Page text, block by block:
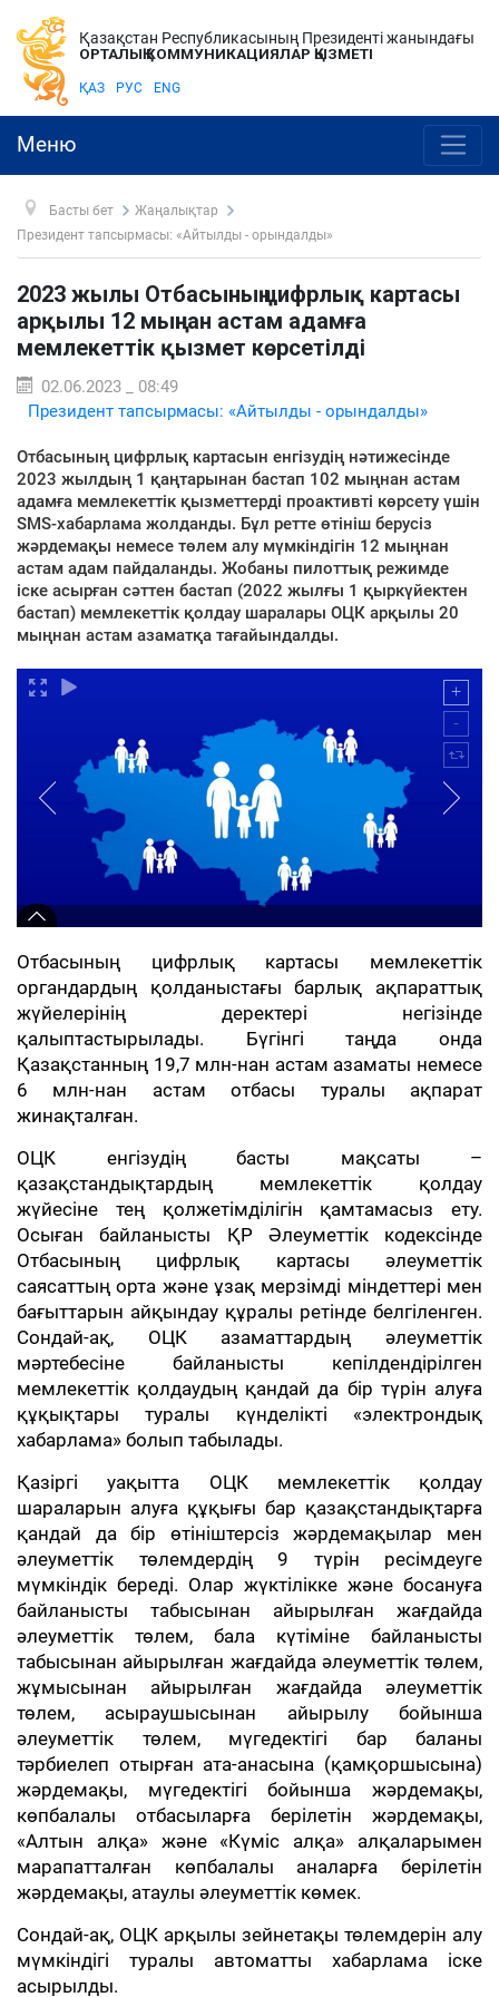
Қазақстан Республикасының Президенті жанындағы
ОРТАЛЫҚ КОММУНИКАЦИЯЛАР ҚЫЗМЕТІ
ҚАЗ РУС ENG
Меню
Басты бет
Жаңалықтар
Президент тапсырмасы: «Айтылды - орындалды»
2023 жылы Отбасының цифрлық картасы
арқылы 12 мыңнан астам адамға
мемлекеттік қызмет көрсетілді
02.06.2023 _ 08:49
Президент тапсырмасы: «Айтылды - орындалды»
Отбасының цифрлық картасын енгізудің нәтижесінде
2023 жылдың 1 қаңтарынан бастап 102 мыңнан астам
адамға мемлекеттік қызметтерді проактивті көрсету үшін
SMS-хабарлама жолданды. Бұл ретте өтініш берусіз
жәрдемақы немесе төлем алу мүмкіндігін 12 мыңнан
астам адам пайдаланды. Жобаны пилоттық режимде
іске асырған сәттен бастап (2022 жылғы 1 қыркүйектен
бастап) мемлекеттік қолдау шаралары ОЦК арқылы 20
мыңнан астам азаматқа тағайындалды.
Отбасының цифрлық картасы мемлекеттік
органдардың қолданыстағы барлық ақпараттық
жүйелерінің деректері негізінде
қалыптастырылады. Бүгінгі таңда онда
Қазақстанның 19,7 млн-нан астам азаматы немесе
6 млн-нан астам отбасы туралы ақпарат
жинақталған.
ОЦК енгізудің басты мақсаты –
қазақстандықтардың мемлекеттік қолдау
жүйесіне тең қолжетімділігін қамтамасыз ету.
Осыған байланысты ҚР Әлеуметтік кодексінде
Отбасының цифрлық картасы әлеуметтік
саясаттың орта және ұзақ мерзімді міндеттері мен
бағыттарын айқындау құралы ретінде белгіленген.
Сондай-ақ, ОЦК азаматтардың әлеуметтік
мәртебесіне байланысты кепілдендірілген
мемлекеттік қолдаудың қандай да бір түрін алуға
құқықтары туралы күнделікті «электрондық
хабарлама» болып табылады.
Қазіргі уақытта ОЦК мемлекеттік қолдау
шараларын алуға құқығы бар қазақстандықтарға
қандай да бір өтініштерсіз жәрдемақылар мен
әлеуметтік төлемдердің 9 түрін ресімдеуге
мүмкіндік береді. Олар жүктілікке және босануға
байланысты табысынан айырылған жағдайда
әлеуметтік төлем, бала күтіміне байланысты
табысынан айырылған жағдайда әлеуметтік төлем,
жұмысынан айырылған жағдайда әлеуметтік
төлем, асыраушысынан айырылу бойынша
әлеуметтік төлем, мүгедектігі бар баланы
тәрбиелеп отырған ата-анасына (қамқоршысына)
жәрдемақы, мүгедектігі бойынша жәрдемақы,
көпбалалы отбасыларға берілетін жәрдемақы,
«Алтын алқа» және «Күміс алқа» алқаларымен
марапатталған көпбалалы аналарға берілетін
жәрдемақы, атаулы әлеуметтік көмек.
Сондай-ақ, ОЦК арқылы зейнетақы төлемдерін алу
мүмкіндігі туралы автоматты хабарлама іске
асырылды.